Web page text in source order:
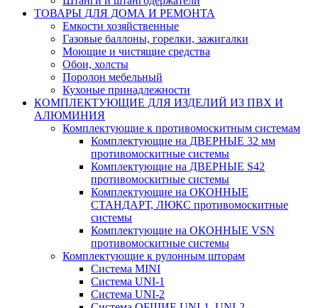
ТОВАРЫ ДЛЯ ДОМА И РЕМОНТА
Емкости хозяйственные
Газовые баллоны, горелки, зажигалки
Моющие и чистящие средства
Обои, холсты
Поролон мебельный
Кухоные принадлежности
КОМПЛЕКТУЮЩИЕ ДЛЯ ИЗДЕЛИЙ ИЗ ПВХ И
АЛЮМИНИЯ
Комплектующие к противомоскитным системам
Комплектующие на ДВЕРНЫЕ 32 мм
противомоскитные системы
Комплектующие на ДВЕРНЫЕ S42
противомоскитные системы
Комплектующие на ОКОННЫЕ
СТАНДАРТ, ЛЮКС противомоскитные
системы
Комплектующие на ОКОННЫЕ VSN
противомоскитные системы
Комплектующие к рулонным шторам
Система MINI
Система UNI-1
Система UNI-2